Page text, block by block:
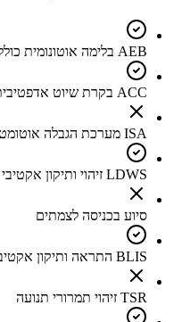
AEB בלימה אוטונומית כולל זיהוי הולכי רגל ואופניים
ACC בקרת שיוט אדפטיבית כולל סיוע בפקקים
ISA מערכת הגבלה אוטומטית למהירות הרכב
LDWS זיהוי ותיקון אקטיבי לסטיה מנתיב
סיוע בכניסה לצמתים
BLIS התראה ותיקון אקטיבי לרכב בשטח מת
TSR זיהוי תמרורי תנועה